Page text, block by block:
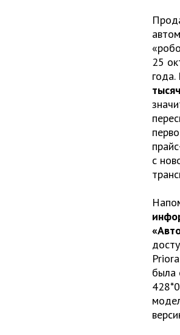
25
с
была